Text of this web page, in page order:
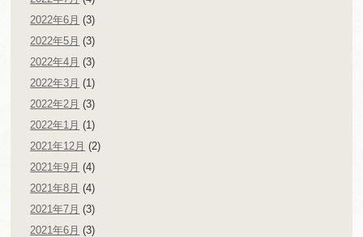
2022年6月 (3)
2022年5月 (3)
2022年4月 (3)
2022年3月 (1)
2022年2月 (3)
2022年1月 (1)
2021年12月 (2)
2021年9月 (4)
2021年8月 (4)
2021年7月 (3)
2021年6月 (3)